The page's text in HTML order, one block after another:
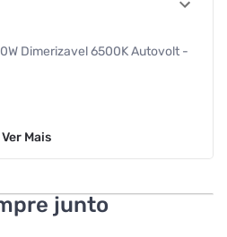
Dimerizavel 6500K Autovolt -
Ver Mais
junto